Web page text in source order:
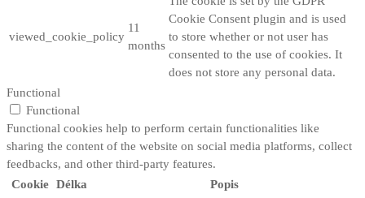
viewed_cookie_policy
11
months
Cookie Consent plugin and is used
to store whether or not user has
consented to the use of cookies. It
does not store any personal data.
Functional
Functional
Functional cookies help to perform certain functionalities like
sharing the content of the website on social media platforms, collect
feedbacks, and other third-party features.
Cookie Délka Popis